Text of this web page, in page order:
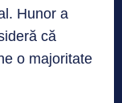
Hunor a
că
o majoritate